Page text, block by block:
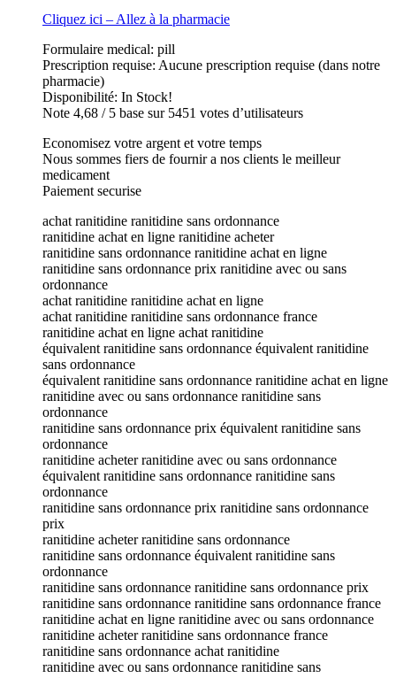
Cliquez ici – Allez à la pharmacie
Formulaire medical: pill
Prescription requise: Aucune prescription requise (dans notre
pharmacie)
Disponibilité: In Stock!
Note 4,68 / 5 base sur 5451 votes d’utilisateurs
Economisez votre argent et votre temps
Nous sommes fiers de fournir a nos clients le meilleur
medicament
Paiement securise
achat ranitidine ranitidine sans ordonnance
ranitidine achat en ligne ranitidine acheter
ranitidine sans ordonnance ranitidine achat en ligne
ranitidine sans ordonnance prix ranitidine avec ou sans
ordonnance
achat ranitidine ranitidine achat en ligne
achat ranitidine ranitidine sans ordonnance france
ranitidine achat en ligne achat ranitidine
équivalent ranitidine sans ordonnance équivalent ranitidine
sans ordonnance
équivalent ranitidine sans ordonnance ranitidine achat en ligne
ranitidine avec ou sans ordonnance ranitidine sans
ordonnance
ranitidine sans ordonnance prix équivalent ranitidine sans
ordonnance
ranitidine acheter ranitidine avec ou sans ordonnance
équivalent ranitidine sans ordonnance ranitidine sans
ordonnance
ranitidine sans ordonnance prix ranitidine sans ordonnance
prix
ranitidine acheter ranitidine sans ordonnance
ranitidine sans ordonnance équivalent ranitidine sans
ordonnance
ranitidine sans ordonnance ranitidine sans ordonnance prix
ranitidine sans ordonnance ranitidine sans ordonnance france
ranitidine achat en ligne ranitidine avec ou sans ordonnance
ranitidine acheter ranitidine sans ordonnance france
ranitidine sans ordonnance achat ranitidine
ranitidine avec ou sans ordonnance ranitidine sans